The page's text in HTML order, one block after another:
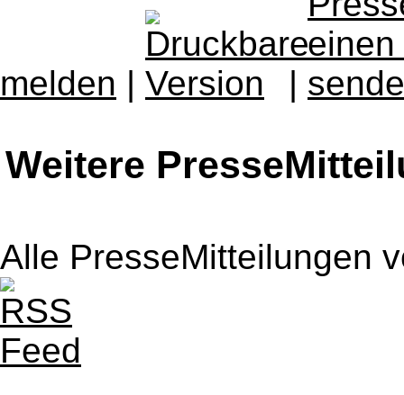
melden | |
Weitere
Alle PresseMitteilungen